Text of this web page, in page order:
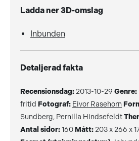
Ladda ner 3D-omslag
Inbunden
Detaljerad fakta
Recensionsdag: 2013-10-29 Genre:
fritid Fotograf: Eivor Rasehorn
Sundberg, Pernilla Hindsefeldt
Antal sidor:160 Mått: 203 x 266 x